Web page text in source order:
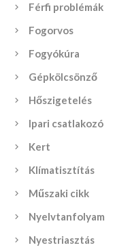
Férfi problémák
Fogorvos
Fogyókúra
Gépkölcsönző
Hőszigetelés
Ipari csatlakozó
Kert
Klímatisztítás
Műszaki cikk
Nyelvtanfolyam
Nyestriasztás